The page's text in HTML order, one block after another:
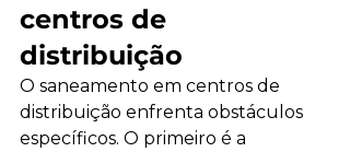
centros de
distribuição
O saneamento em centros de
distribuição enfrenta obstáculos
específicos. O primeiro é a